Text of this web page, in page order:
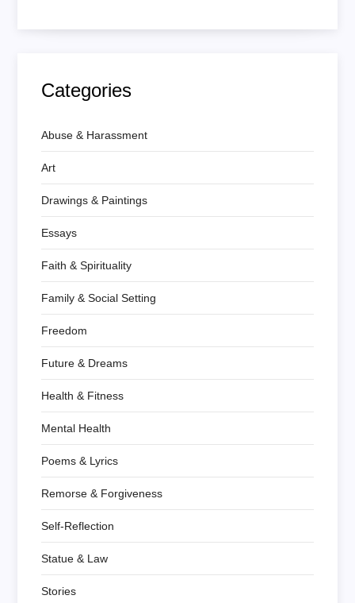
Categories
Abuse & Harassment
Art
Drawings & Paintings
Essays
Faith & Spirituality
Family & Social Setting
Freedom
Future & Dreams
Health & Fitness
Mental Health
Poems & Lyrics
Remorse & Forgiveness
Self-Reflection
Statue & Law
Stories